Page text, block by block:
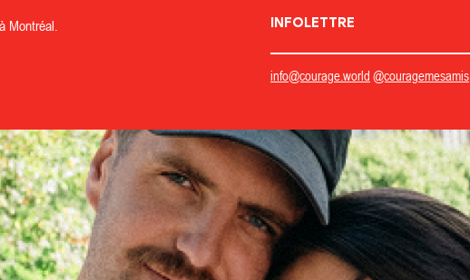
Montréal.
INFOLETTRE
info@courage.world @couragemesamis